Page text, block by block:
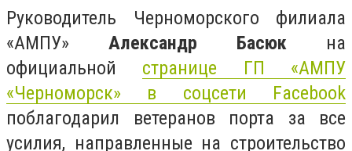
Руководитель Черноморского филиала
«АМПУ» Александр Басюк на
официальной странице ГП «АМПУ
«Черноморск» в соцсети Facebook
поблагодарил ветеранов порта за все
усилия, направленные на строительство